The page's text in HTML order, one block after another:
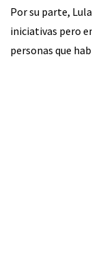
Por su parte,
iniciativas pero
personas que